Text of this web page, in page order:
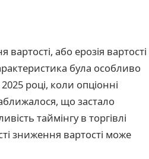
або ерозія вартості
була особливо
році, коли опціонні
що застало
таймінгу в торгівлі
зниження вартості може